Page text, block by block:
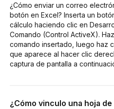
¿Cómo enviar un correo
botón en Excel? Inserta un
cálculo haciendo clic en
Comando (Control ActiveX).
comando insertado, luego haz
que aparece al hacer clic
captura de pantalla a
¿Cómo vinculo una hoja